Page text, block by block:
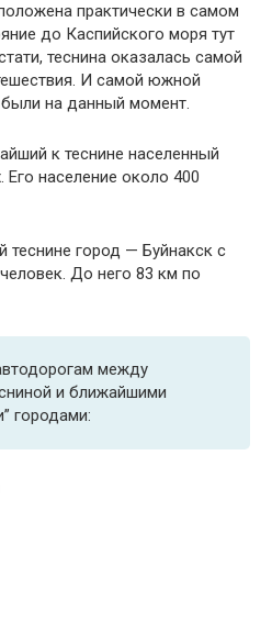
практически в самом
до Каспийского моря тут
теснина оказалась самой
И самой южной
на данный момент.
к теснине населенный
население около 400
город — Буйнакск с
До него 83 км по
между
и ближайшими
городами: